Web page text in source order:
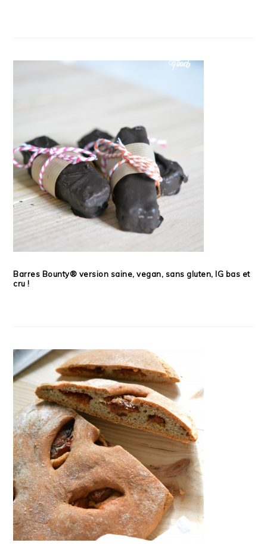
Barres Bounty® version saine, vegan, sans gluten, IG bas et
cru !